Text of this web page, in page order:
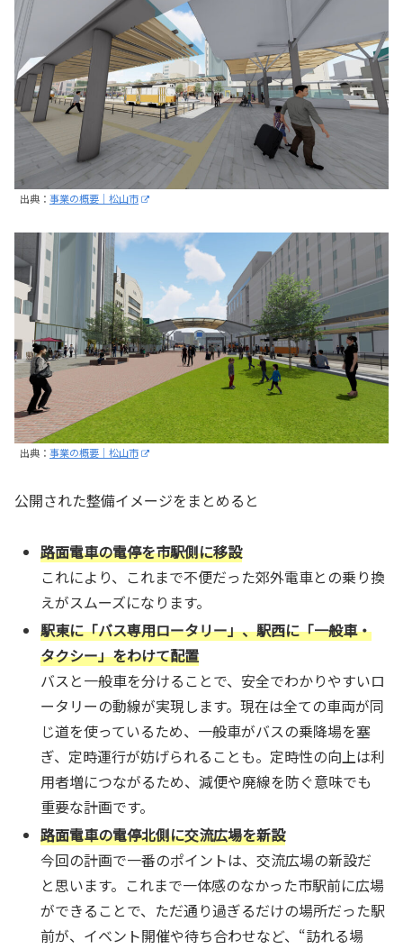
出典： 事業の概要｜松山市
出典： 事業の概要｜松山市
公開された整備イメージをまとめると
路面電車の電停を市駅側に移設
これにより、これまで不便だった郊外電車との乗り換
えがスムーズになります。
駅東に「バス専用ロータリー」、駅西に「一般車・
タクシー」をわけて配置
バスと一般車を分けることで、安全でわかりやすいロ
ータリーの動線が実現します。現在は全ての車両が同
じ道を使っているため、一般車がバスの乗降場を塞
ぎ、定時運行が妨げられることも。定時性の向上は利
用者増につながるため、減便や廃線を防ぐ意味でも
重要な計画です。
路面電車の電停北側に交流広場を新設
今回の計画で一番のポイントは、交流広場の新設だ
と思います。これまで一体感のなかった市駅前に広場
ができることで、ただ通り過ぎるだけの場所だった駅
前が、イベント開催や待ち合わせなど、“訪れる場